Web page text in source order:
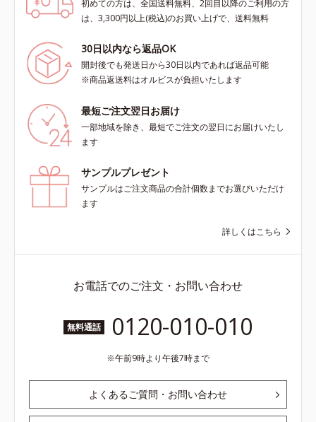
初めての方は、全国送料無料、2回目以降のご利用の方
は、3,300円以上(税込)のお買い上げで、送料無料
30日以内なら返品OK
開封後でも発送日から30日以内であれば返品可能
※商品返送料はオルビスが負担いたします
最短ご注文翌日お届け
一部地域を除き、最短でご注文の翌日にお届けいたし
ます
サンプルプレゼント
サンプルはご注文商品の合計個数までお選びいただけ
ます
詳しくはこちら
お電話でのご注文・お問い合わせ
無料通話 0120-010-010
午前9時より午後7時まで
よくあるご質問・お問い合わせ